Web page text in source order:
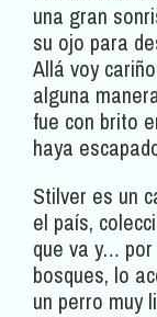
una gran
su ojo para
Allá voy
alguna
fue con brito
haya
Stilver es un
el país,
que va y…
bosques, lo
un perro muy